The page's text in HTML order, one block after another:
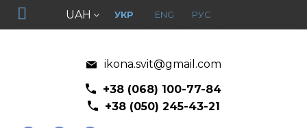
UAH УКР ENG РУС
ikona.svit@gmail.com
+38 (068) 100-77-84
+38 (050) 245-43-21